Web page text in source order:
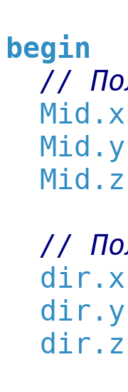
begin
//
//